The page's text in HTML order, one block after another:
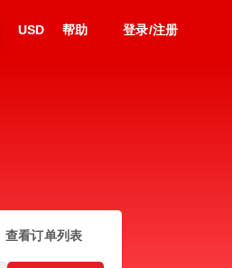
USD 帮助 登录/注册
查看订单列表